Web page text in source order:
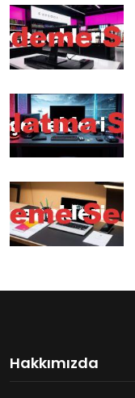
Hakkımızda